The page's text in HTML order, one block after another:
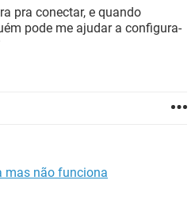
GMAIL
EXCEL
pra conectar, e quando
pode me ajudar a configura-
mas não funciona